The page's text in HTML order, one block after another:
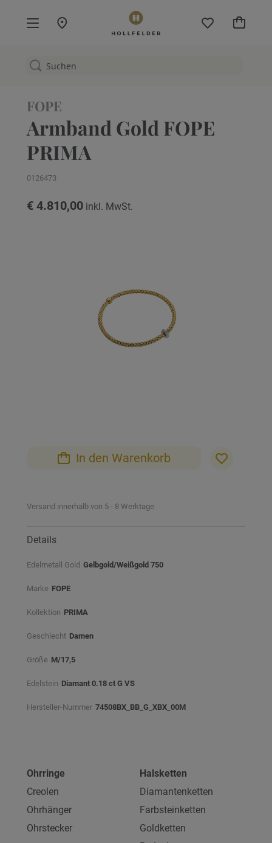
Mein
FOPE
Armband Gold FOPE
PRIMA
0126473
€ 4.810,00
springen
In den Warenkorb
Versand innerhalb von 5 - 8 Werktage
Details
Edelmetall Gold Gelbgold/Weißgold 750
Marke FOPE
Kollektion PRIMA
Geschlecht Damen
Größe M/17,5
Edelstein Diamant 0.18 ct G VS
Hersteller-Nummer 74508BX_BB_G_XBX_00M
Ohrringe
Creolen
Ohrhänger
Ohrstecker
Halsketten
Diamantenketten
Farbsteinketten
Goldketten